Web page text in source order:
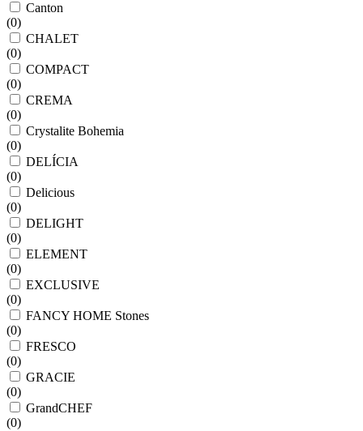
Canton
(0)
CHALET
(0)
COMPACT
(0)
CREMA
(0)
Crystalite Bohemia
(0)
DELÍCIA
(0)
Delicious
(0)
DELIGHT
(0)
ELEMENT
(0)
EXCLUSIVE
(0)
FANCY HOME Stones
(0)
FRESCO
(0)
GRACIE
(0)
GrandCHEF
(0)